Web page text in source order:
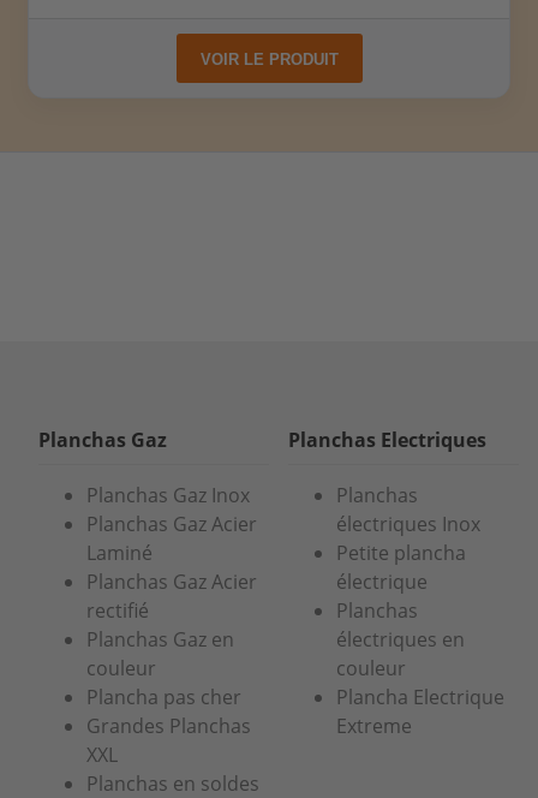
VOIR LE PRODUIT
Planchas Gaz
Planchas Gaz Inox
Planchas Gaz Acier
Laminé
Planchas Gaz Acier
rectifié
Planchas Gaz en
couleur
Plancha pas cher
Grandes Planchas
XXL
Planchas en soldes
Planchas Electriques
Planchas
électriques Inox
Petite plancha
électrique
Planchas
électriques en
couleur
Plancha Electrique
Extreme